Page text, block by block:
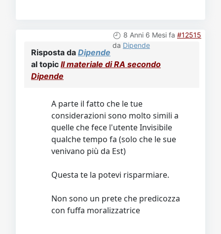
8 Anni 6 Mesi fa #12515
da Dipende
Risposta da Dipende
al topic Il materiale di RA secondo
Dipende
A parte il fatto che le tue
considerazioni sono molto simili a
quelle che fece l'utente Invisibile
qualche tempo fa (solo che le sue
venivano più da Est)
Questa te la potevi risparmiare.
Non sono un prete che predicozza
con fuffa moralizzatrice